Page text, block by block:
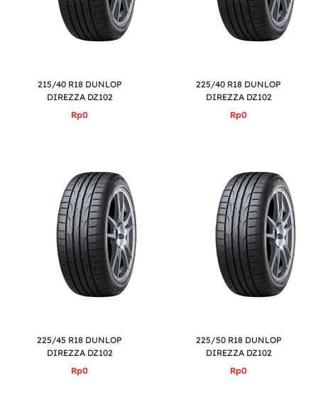
215/40 R18 DUNLOP
DIREZZA DZ102
Rp0
225/40 R18 DUNLOP
DIREZZA DZ102
Rp0
225/45 R18 DUNLOP
DIREZZA DZ102
Rp0
225/50 R18 DUNLOP
DIREZZA DZ102
Rp0